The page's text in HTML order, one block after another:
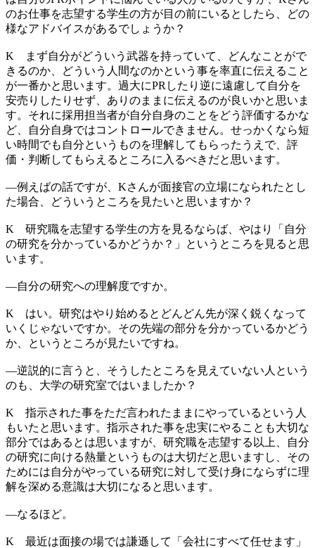
のお仕事を志望する学生の方が目の前にいるとしたら、どの
様なアドバイスがあるでしょうか？
K まず自分がどういう武器を持っていて、どんなことがで
きるのか、どういう人間なのかという事を率直に伝えること
が一番かと思います。過大にPRしたり逆に遠慮して自分を
安売りしたりせず、ありのままに伝えるのが良いかと思いま
す。それに採用担当者が自分自身のことをどう評価するかな
ど、自分自身ではコントロールできません。せっかくなら短
い時間でも自分というものを理解してもらったうえで、評
価・判断してもらえるところに入るべきだと思います。
―例えばの話ですが、Kさんが面接官の立場になられたとし
た場合、どういうところを見たいと思いますか？
K 研究職を志望する学生の方を見るならば、やはり「自分
の研究を分かっているかどうか？」というところを見ると思
います。
―自分の研究への理解度ですか。
K はい。研究はやり始めるとどんどん先が深く鋭くなって
いくじゃないですか。その先端の部分を分かっているかどう
か、というところが見たいですね。
―逆説的に言うと、そうしたところを見えていない人という
のも、大学の研究室ではいましたか？
K 指示された事をただ言われたままにやっているという人
もいたと思います。指示された事を忠実にやることも大切な
部分ではあるとは思いますが、研究職を志望する以上、自分
の研究に向ける熱量というものは大切だと思いますし、その
ためには自分がやっている研究に対して受け身にならずに理
解を深める意識は大切になると思います。
―なるほど。
K 最近は面接の場では謙遜して「会社にすべて任せます」